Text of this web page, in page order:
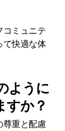
コミュニテ
て快適な体
ように
すか？
尊重と配慮